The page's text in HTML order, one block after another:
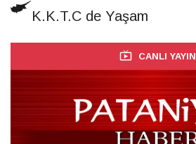
K.K.T.C de Yaşam
CANLI YAYIN